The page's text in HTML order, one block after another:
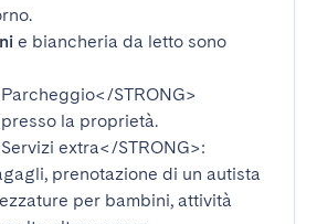
e biancheria da letto sono
STRONG>
la proprietà.
extra</STRONG>:
prenotazione di un autista
per bambini, attività